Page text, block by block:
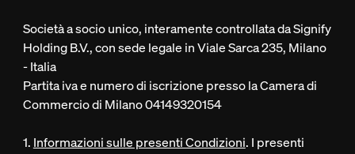
Società a socio unico, interamente controllata da Signify
Holding B.V., con sede legale in Viale Sarca 235, Milano
- Italia
Partita iva e numero di iscrizione presso la Camera di
Commercio di Milano 04149320154
1. Informazioni sulle presenti Condizioni. I presenti